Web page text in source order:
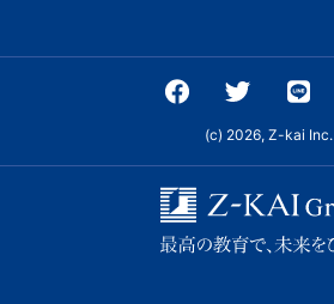
(c) 2026, Z-kai Inc.